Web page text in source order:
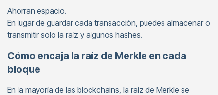
Ahorran espacio.
En lugar de guardar cada transacción, puedes almacenar o
transmitir solo la raíz y algunos hashes.
Cómo encaja la raíz de Merkle en cada
bloque
En la mayoría de las blockchains, la raíz de Merkle se